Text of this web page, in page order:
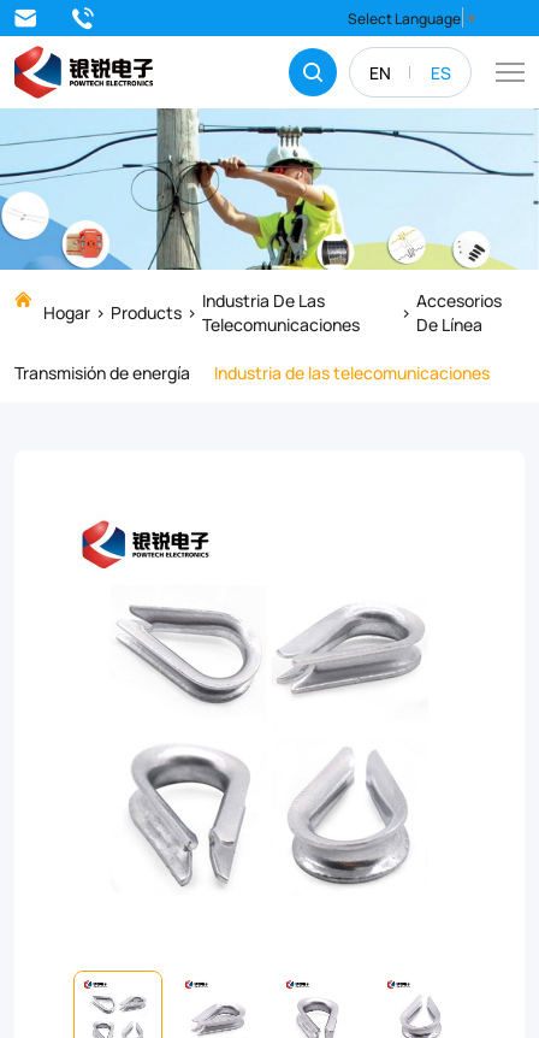
EN ES
Select Language ▼
Thimble
Hogar Products
Industria De Las
Telecomunicaciones
Accesorios
De Línea
Transmisión de energía
Industria de las telecomunicaciones